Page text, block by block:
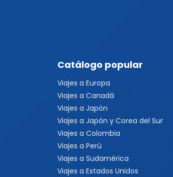
Catálogo popular
Viajes a Europa
Viajes a Canadá
Viajes a Japón
Viajes a Japón y Corea del Sur
Viajes a Colombia
Viajes a Perú
Viajes a Sudamérica
Viajes a Estados Unidos